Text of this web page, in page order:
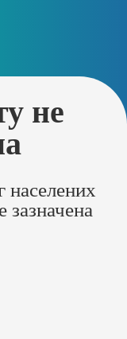
не
зазначена